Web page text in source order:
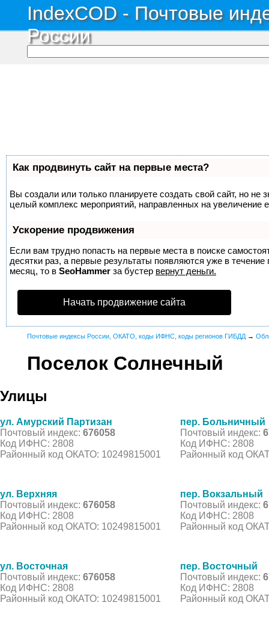
IndexCOD - Почтовые
России
Как продвинуть сайт на первые места?
Вы создали или только планируете создать свой сайт, но не
целый комплекс мероприятий, направленных на увеличение
Ускорение продвижения
Если вам трудно попасть на первые места в поиске
десятки раз, а первые результаты появляются уже в
месяц, то в SeoHammer за бустер вернут деньги.
Начать продвижение сайта
Почтовые индексы России, ОКАТО, коды ИФНС, коды регионов ГИБДД →
Поселок Солнечный
Улицы
ул. Амурский Партизан
Почтовый индекс: 676058
Код ИФНС: 2808
Районный код ОКАТО: 10249815001
пер. Больничный
Почтовый индекс:
Код ИФНС: 2808
Районный код
ул. Верхняя
Почтовый индекс: 676058
Код ИФНС: 2808
Районный код ОКАТО: 10249815001
пер. Вокзальный
Почтовый индекс:
Код ИФНС: 2808
Районный код
ул. Восточная
Почтовый индекс: 676058
Код ИФНС: 2808
Районный код ОКАТО: 10249815001
пер. Восточный
Почтовый индекс:
Код ИФНС: 2808
Районный код